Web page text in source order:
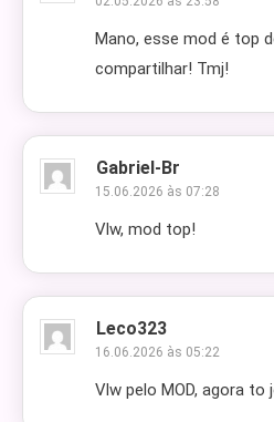
Mano, esse mod é top
compartilhar! Tmj!
Gabriel-Br
15.06.2026 às 07:28
Vlw, mod top!
Leco323
16.06.2026 às 05:22
Vlw pelo MOD, agora to